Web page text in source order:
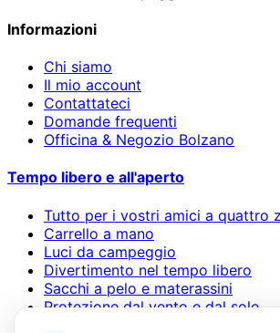
Informazioni
Chi siamo
Il mio account
Contattateci
Domande frequenti
Officina & Negozio Bolzano
Tempo libero e all'aperto
Tutto per i vostri amici a quattro
Carrello a mano
Luci da campeggio
Divertimento nel tempo libero
Sacchi a pelo e materassini
Protezione dal vento e dal sole